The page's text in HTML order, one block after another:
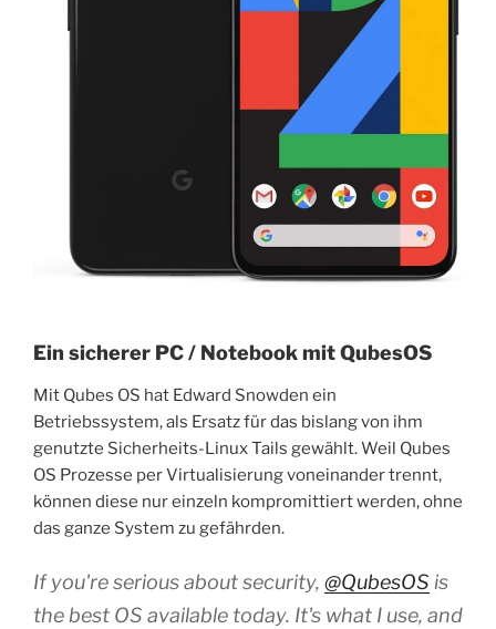
Ein sicherer PC / Notebook mit QubesOS
Mit Qubes OS hat Edward Snowden ein
Betriebssystem, als Ersatz für das bislang von ihm
genutzte Sicherheits-Linux Tails gewählt. Weil Qubes
OS Prozesse per Virtualisierung voneinander trennt,
können diese nur einzeln kompromittiert werden, ohne
das ganze System zu gefährden.
If you're serious about security, @QubesOS is
the best OS available today. It's what I use, and